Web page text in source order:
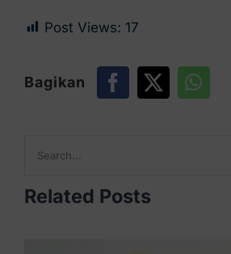
Post Views: 17
Bagikan
for:
Related Posts